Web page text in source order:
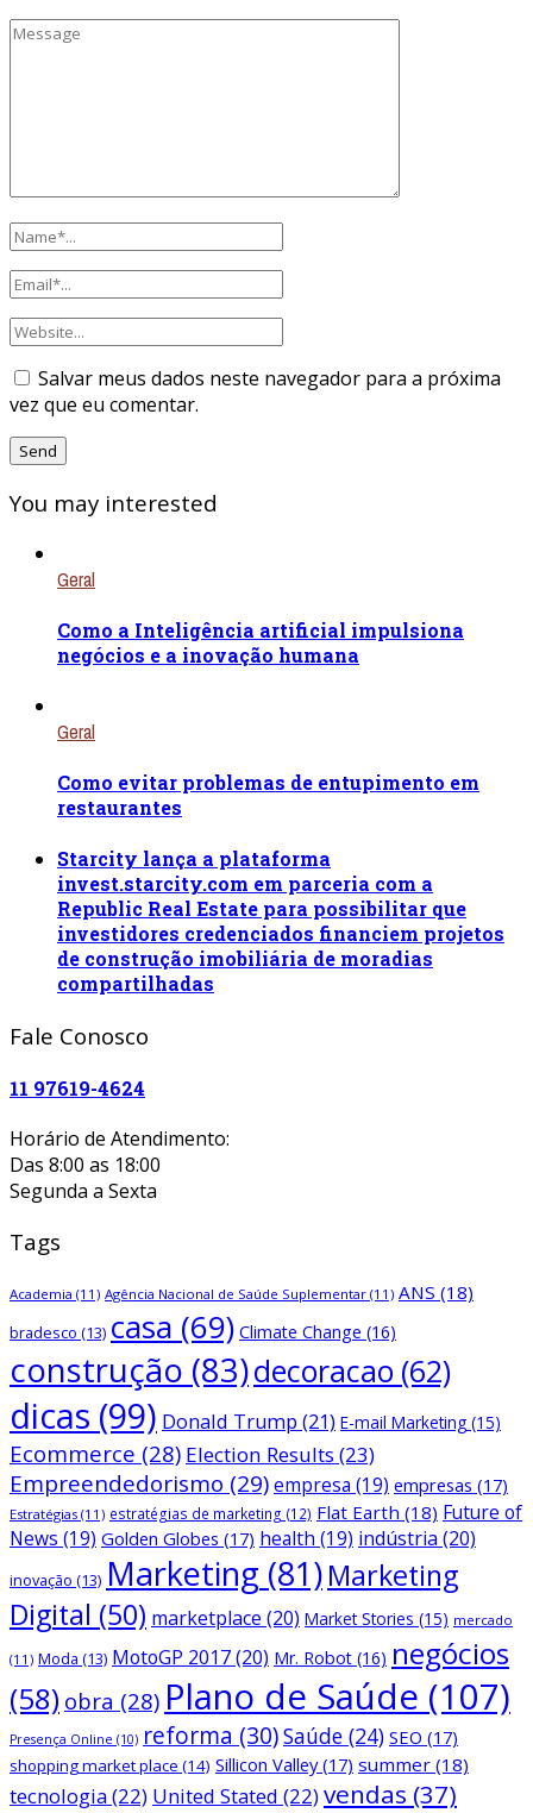
Salvar meus dados neste navegador para a próxima
vez que eu comentar.
You may interested
Geral
Como a Inteligência artificial impulsiona
negócios e a inovação humana
Geral
Como evitar problemas de entupimento em
restaurantes
Starcity lança a plataforma
invest.starcity.com em parceria com a
Republic Real Estate para possibilitar que
investidores credenciados financiem projetos
de construção imobiliária de moradias
compartilhadas
Fale Conosco
11 97619-4624
Horário de Atendimento:
Das 8:00 as 18:00
Segunda a Sexta
Tags
Academia (11) Agência Nacional de Saúde Suplementar (11) ANS (18)
bradesco (13) casa (69) Climate Change (16)
construção (83)decoracao (62)
dicas (99) Donald Trump (21) E-mail Marketing (15)
Ecommerce (28) Election Results (23)
Empreendedorismo (29)empresa (19) empresas (17)
Estratégias (11) estratégias de marketing (12) Flat Earth (18) Future of
News (19) Golden Globes (17) health (19) indústria (20)
inovação (13) Marketing (81)Marketing
Digital (50) marketplace (20) Market Stories (15) mercado
(11) Moda (13) MotoGP 2017(20) Mr. Robot (16) negócios
(58) obra (28) Plano de Saúde (107)
Presença Online (10) reforma (30)Saúde (24) SEO (17)
shopping market place (14) Sillicon Valley(17) summer (18)
tecnologia(22) United Stated (22) vendas (37)